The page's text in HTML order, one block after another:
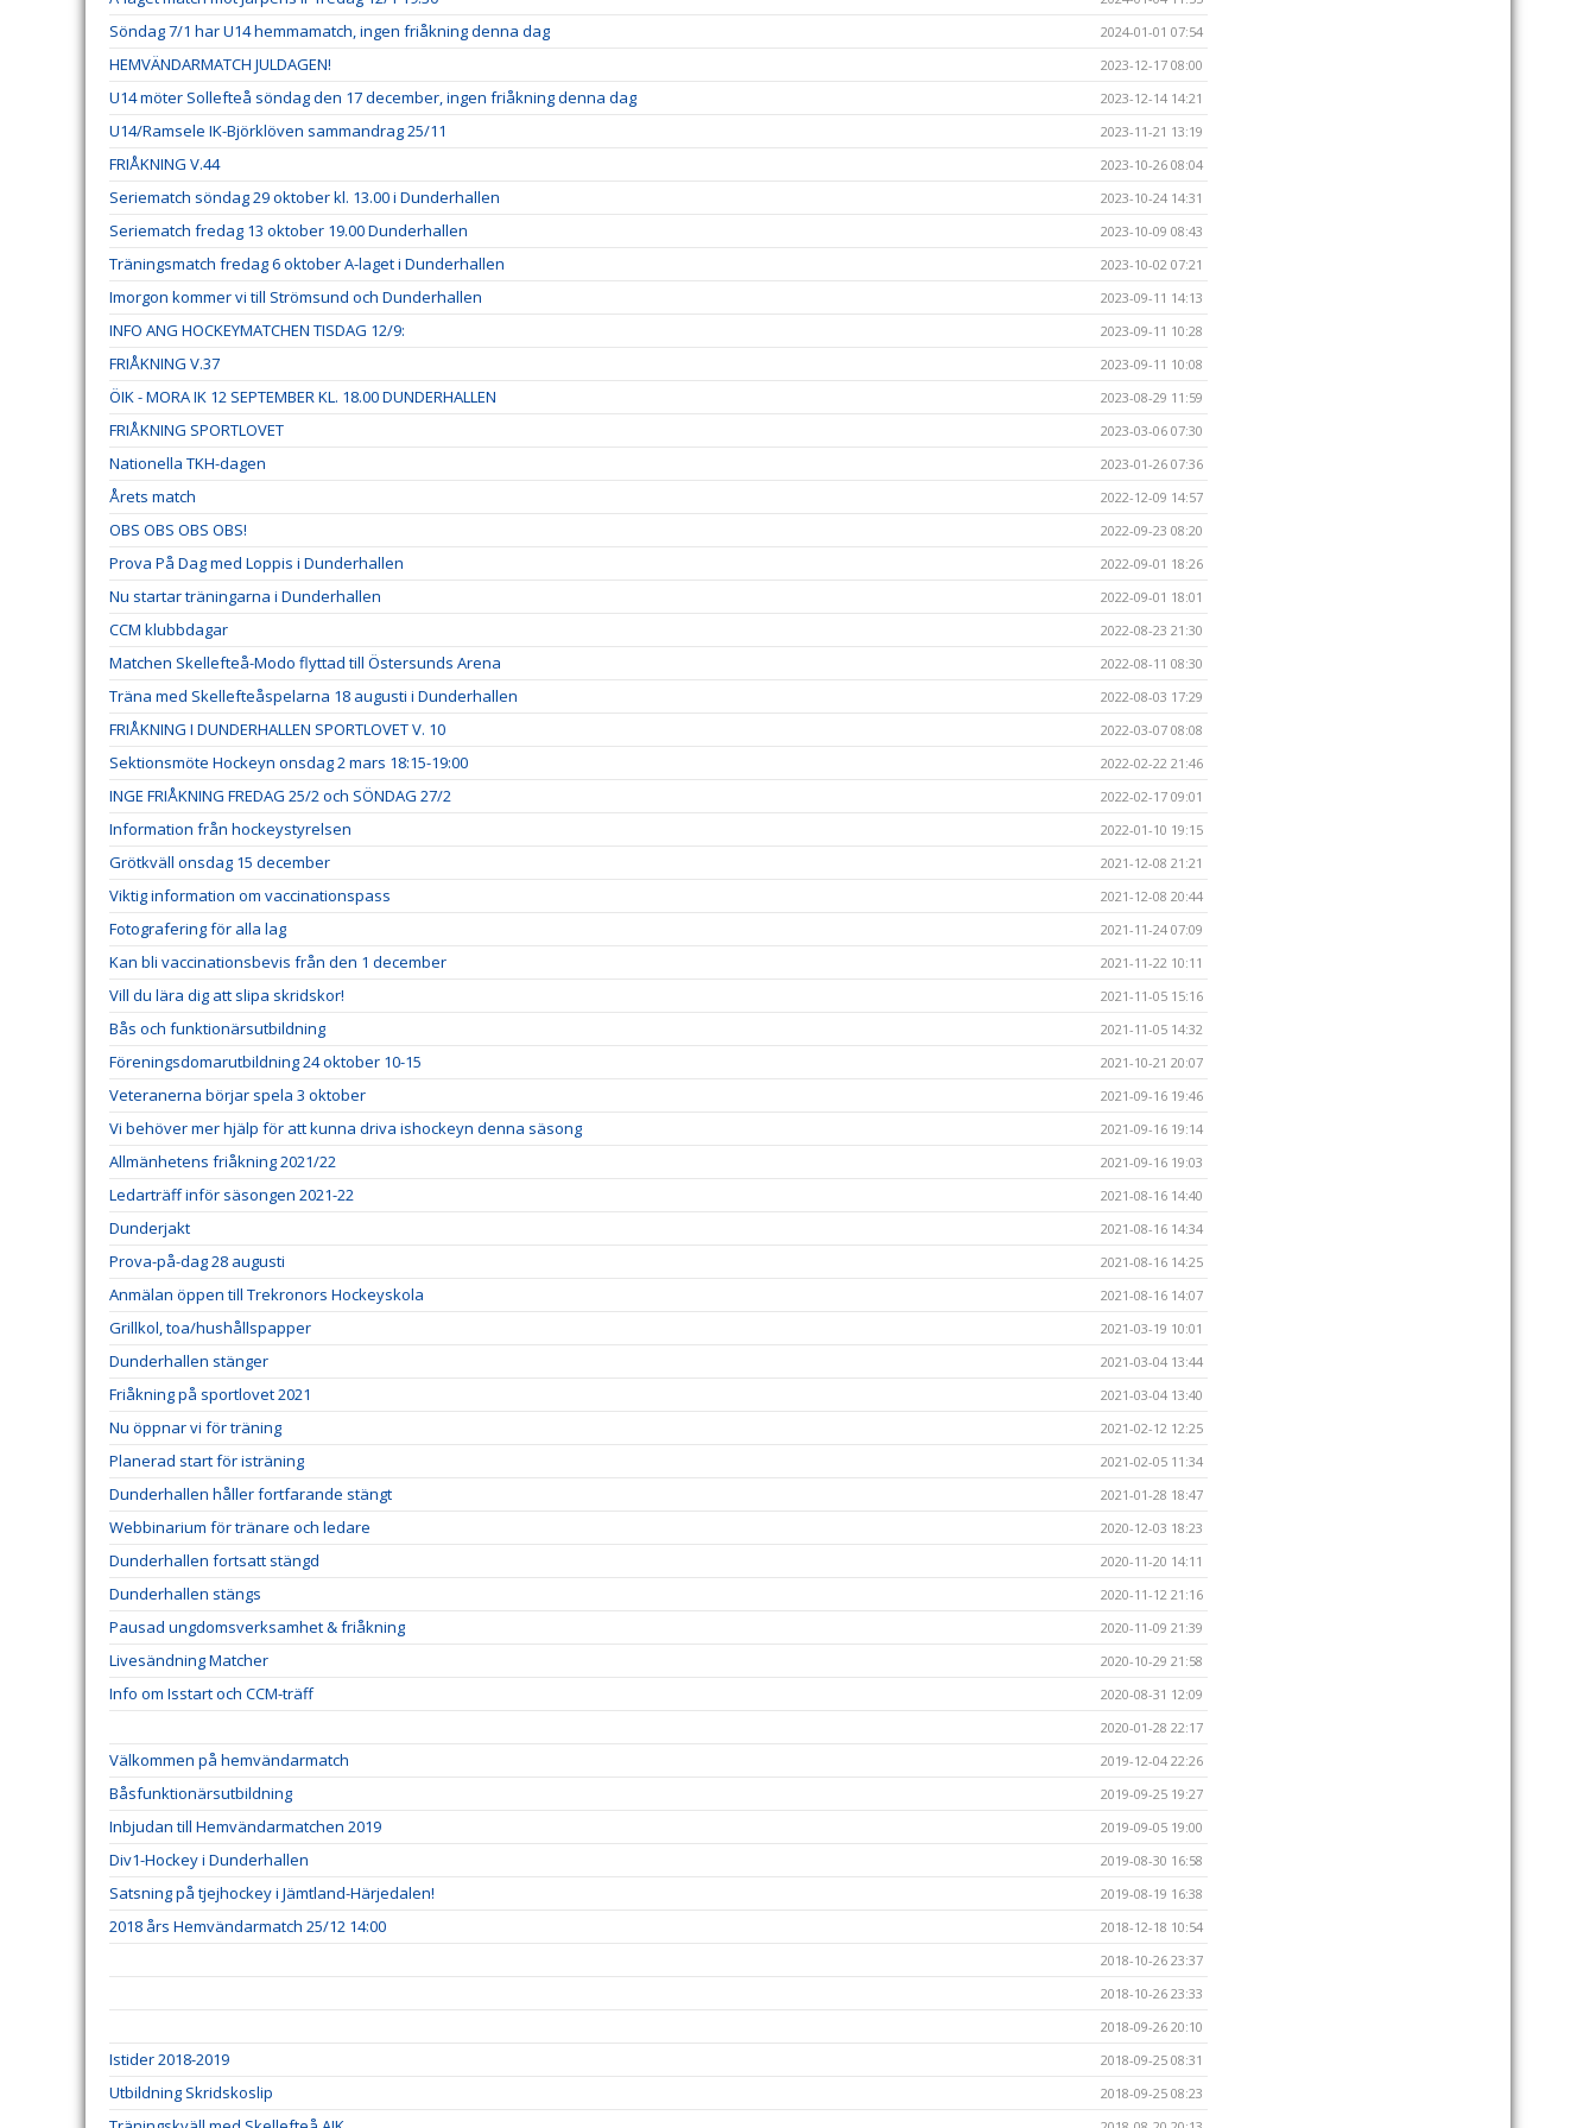
Söndag 7/1 har U14 hemmamatch, ingen friåkning denna dag 2024-01-01 07:54
HEMVÄNDARMATCH JULDAGEN! 2023-12-17 08:00
U14 möter Sollefteå söndag den 17 december, ingen friåkning denna dag 2023-12-14 14:21
U14/Ramsele IK-Björklöven sammandrag 25/11 2023-11-21 13:19
FRIÅKNING V.44 2023-10-26 08:04
Seriematch söndag 29 oktober kl. 13.00 i Dunderhallen 2023-10-24 14:31
Seriematch fredag 13 oktober 19.00 Dunderhallen 2023-10-09 08:43
Träningsmatch fredag 6 oktober A-laget i Dunderhallen 2023-10-02 07:21
Imorgon kommer vi till Strömsund och Dunderhallen 2023-09-11 14:13
INFO ANG HOCKEYMATCHEN TISDAG 12/9: 2023-09-11 10:28
FRIÅKNING V.37 2023-09-11 10:08
ÖIK - MORA IK 12 SEPTEMBER KL. 18.00 DUNDERHALLEN 2023-08-29 11:59
FRIÅKNING SPORTLOVET 2023-03-06 07:30
Nationella TKH-dagen 2023-01-26 07:36
Årets match 2022-12-09 14:57
OBS OBS OBS OBS! 2022-09-23 08:20
Prova På Dag med Loppis i Dunderhallen 2022-09-01 18:26
Nu startar träningarna i Dunderhallen 2022-09-01 18:01
CCM klubbdagar 2022-08-23 21:30
Matchen Skellefteå-Modo flyttad till Östersunds Arena 2022-08-11 08:30
Träna med Skellefteåspelarna 18 augusti i Dunderhallen 2022-08-03 17:29
FRIÅKNING I DUNDERHALLEN SPORTLOVET V. 10 2022-03-07 08:08
Sektionsmöte Hockeyn onsdag 2 mars 18:15-19:00 2022-02-22 21:46
INGE FRIÅKNING FREDAG 25/2 och SÖNDAG 27/2 2022-02-17 09:01
Information från hockeystyrelsen 2022-01-10 19:15
Grötkväll onsdag 15 december 2021-12-08 21:21
Viktig information om vaccinationspass 2021-12-08 20:44
Fotografering för alla lag 2021-11-24 07:09
Kan bli vaccinationsbevis från den 1 december 2021-11-22 10:11
Vill du lära dig att slipa skridskor! 2021-11-05 15:16
Bås och funktionärsutbildning 2021-11-05 14:32
Föreningsdomarutbildning 24 oktober 10-15 2021-10-21 20:07
Veteranerna börjar spela 3 oktober 2021-09-16 19:46
Vi behöver mer hjälp för att kunna driva ishockeyn denna säsong 2021-09-16 19:14
Allmänhetens friåkning 2021/22 2021-09-16 19:03
Ledarträff inför säsongen 2021-22 2021-08-16 14:40
Dunderjakt 2021-08-16 14:34
Prova-på-dag 28 augusti 2021-08-16 14:25
Anmälan öppen till Trekronors Hockeyskola 2021-08-16 14:07
Grillkol, toa/hushållspapper 2021-03-19 10:01
Dunderhallen stänger 2021-03-04 13:44
Friåkning på sportlovet 2021 2021-03-04 13:40
Nu öppnar vi för träning 2021-02-12 12:25
Planerad start för isträning 2021-02-05 11:34
Dunderhallen håller fortfarande stängt 2021-01-28 18:47
Webbinarium för tränare och ledare 2020-12-03 18:23
Dunderhallen fortsatt stängd 2020-11-20 14:11
Dunderhallen stängs 2020-11-12 21:16
Pausad ungdomsverksamhet & friåkning 2020-11-09 21:39
Livesändning Matcher 2020-10-29 21:58
Info om Isstart och CCM-träff
2020-08-31 12:09
2020-01-28 22:17
Välkommen på hemvändarmatch 2019-12-04 22:26
Båsfunktionärsutbildning 2019-09-25 19:27
Inbjudan till Hemvändarmatchen 2019 2019-09-05 19:00
Div1-Hockey i Dunderhallen 2019-08-30 16:58
Satsning på tjejhockey i Jämtland-Härjedalen! 2019-08-19 16:38
2018 års Hemvändarmatch 25/12 14:00
2018-12-18 10:54
2018-10-26 23:37
2018-10-26 23:33
2018-09-26 20:10
Istider 2018-2019 2018-09-25 08:31
Utbildning Skridskoslip 2018-09-25 08:23